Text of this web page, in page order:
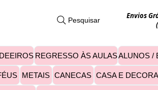
Pesquisar
Envios
REGRESSO ÀS AULASALUNOS /
METAIS CANECAS CASA E